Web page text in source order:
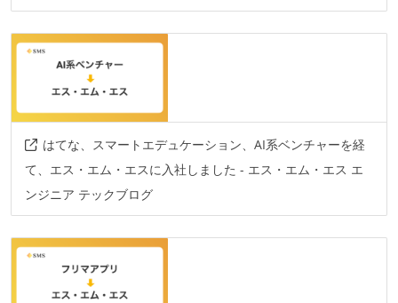
はてな、スマートエデュケーション、AI系ベンチャーを経
て、エス・エム・エスに入社しました - エス・エム・エス エ
ンジニア テックブログ